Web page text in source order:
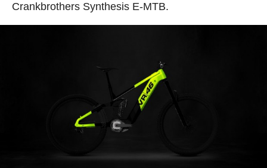
Crankbrothers Synthesis E-MTB.